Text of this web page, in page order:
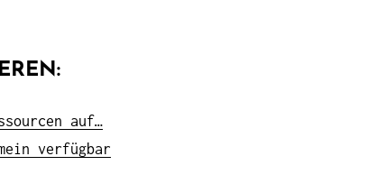
auf…
verfügbar